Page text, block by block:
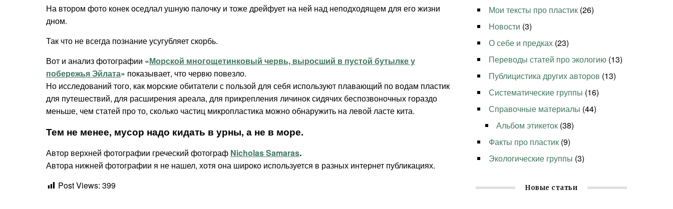
На втором фото конек оседлал ушную палочку и тоже дрейфует на ней над неподходящем для его жизни
дном.
Так что не всегда познание усугубляет скорбь.
Вот и анализ фотографии «Морской многощетинковый червь, выросший в пустой бутылке у
побережья Эйлата» показывает, что червю повезло.
Но исследований того, как морские обитатели с пользой для себя используют плавающий по водам пластик
для путешествий, для расширения ареала, для прикрепления личинок сидячих беспозвоночных гораздо
меньше, чем статей про то, сколько частиц микропластика можно обнаружить на левой ласте кита.
Тем не менее, мусор надо кидать в урны, а не в море.
Автор верхней фотографии греческий фотограф Nicholas Samaras.
Автора нижней фотографии я не нашел, хотя она широко используется в разных интернет публикациях.
Post Views: 399
Мои тексты про пластик (26)
Новости (3)
О себе и предках (23)
Переводы статей про экологию (13)
Публицистика других авторов (13)
Систематические группы (16)
Справочные материалы (44)
Альбом этикеток (38)
Факты про пластик (9)
Экологические группы (3)
Новые статьи